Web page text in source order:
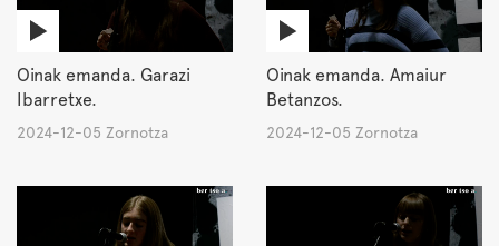
Oinak emanda. Garazi
Ibarretxe.
2024-12-05 Zornotza
Oinak emanda. Amaiur
Betanzos.
2024-12-05 Zornotza